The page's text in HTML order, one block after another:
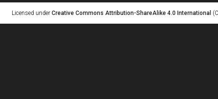
Licensed under Creative Commons Attribution-ShareAlike 4.0 International